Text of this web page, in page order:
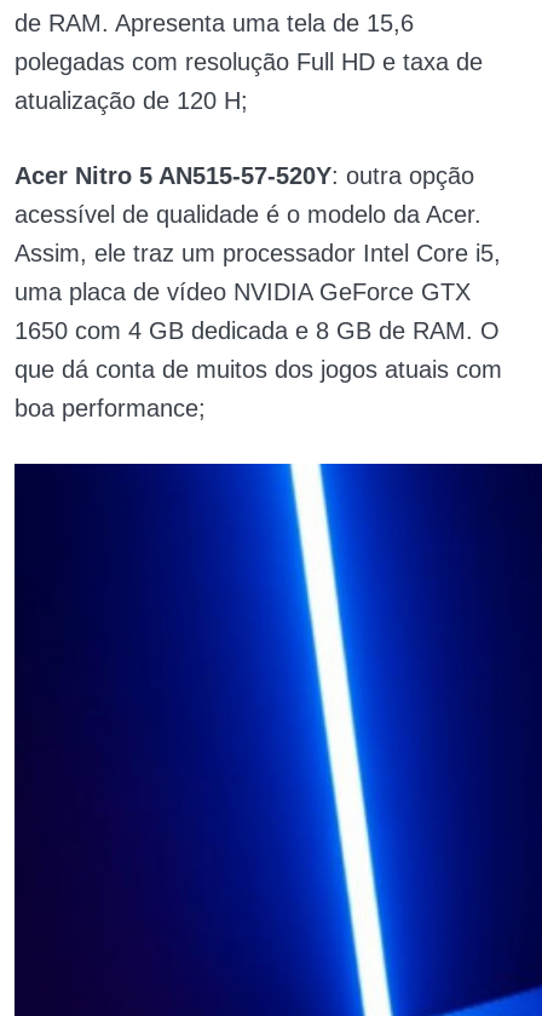
de RAM. Apresenta uma tela de 15,6
polegadas com resolução Full HD e taxa de
atualização de 120 H;
Acer Nitro 5 AN515-57-520Y: outra opção
acessível de qualidade é o modelo da Acer.
Assim, ele traz um processador Intel Core i5,
uma placa de vídeo NVIDIA GeForce GTX
1650 com 4 GB dedicada e 8 GB de RAM. O
que dá conta de muitos dos jogos atuais com
boa performance;